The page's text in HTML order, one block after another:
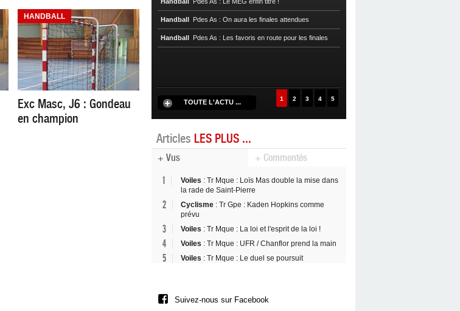
HANDBALL
Exc Masc, J6 : Gondeau
en champion
Handball Pdes As : On aura les finales attendues
Handball Pdes As : Les favoris en route pour les finales
TOUTE L'ACTU ... 1 2 3 4 5
Articles LES PLUS ...
+ Vus + Commentés
1 Voiles : Tr Mque : Loïs Mas double la mise dans
la rade de Saint-Pierre
2 Cyclisme : Tr Gpe : Kaden Hopkins comme
prévu
3 Voiles : Tr Mque : La loi et l'esprit de la loi !
4 Voiles : Tr Mque : UFR / Chanflor prend la main
5 Voiles : Tr Mque : Le duel se poursuit
Suivez-nous sur Facebook